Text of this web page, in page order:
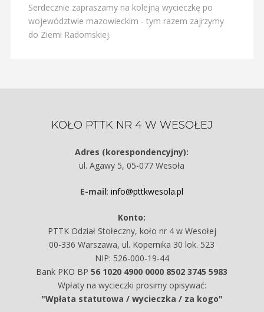
Serdecznie zapraszamy na kolejną wycieczkę po
województwie mazowieckim - tym razem zajrzymy
do Ziemi Radomskiej.
KOŁO PTTK NR 4 W WESOŁEJ
Adres (korespondencyjny):
ul. Agawy 5, 05-077 Wesoła
E-mail:info@pttkwesola.pl
Konto:
PTTK Odział Stołeczny, koło nr 4 w Wesołej
00-336 Warszawa, ul. Kopernika 30 lok. 523
NIP: 526-000-19-44
Bank PKO BP56 1020 4900 0000 8502 3745 5983
Wpłaty na wycieczki prosimy opisywać:
"Wpłata statutowa / wycieczka / za kogo"